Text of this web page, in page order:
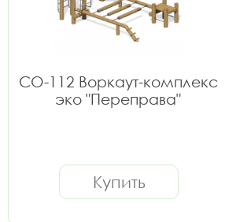
СО-112 Воркаут-комплекс
эко "Переправа"
Купить